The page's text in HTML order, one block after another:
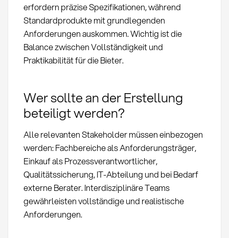
erfordern präzise Spezifikationen, während
Standardprodukte mit grundlegenden
Anforderungen auskommen. Wichtig ist die
Balance zwischen Vollständigkeit und
Praktikabilität für die Bieter.
Wer sollte an der Erstellung
beteiligt werden?
Alle relevanten Stakeholder müssen einbezogen
werden: Fachbereiche als Anforderungsträger,
Einkauf als Prozessverantwortlicher,
Qualitätssicherung, IT-Abteilung und bei Bedarf
externe Berater. Interdisziplinäre Teams
gewährleisten vollständige und realistische
Anforderungen.